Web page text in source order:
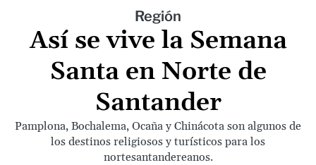
Región
Así se vive la Semana
Santa en Norte de
Santander
Pamplona, Bochalema, Ocaña y Chinácota son algunos de
los destinos religiosos y turísticos para los
nortesantandereanos.